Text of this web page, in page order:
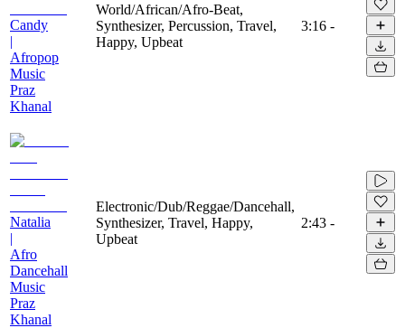
Candy
|
Afropop
Music
Praz
Khanal
World/African/Afro-Beat,
Synthesizer, Percussion, Travel,
Happy, Upbeat
3:16 -
Natalia
|
Afro
Dancehall
Music
Praz
Khanal
Electronic/Dub/Reggae/Dancehall,
Synthesizer, Travel, Happy,
Upbeat
2:43 -